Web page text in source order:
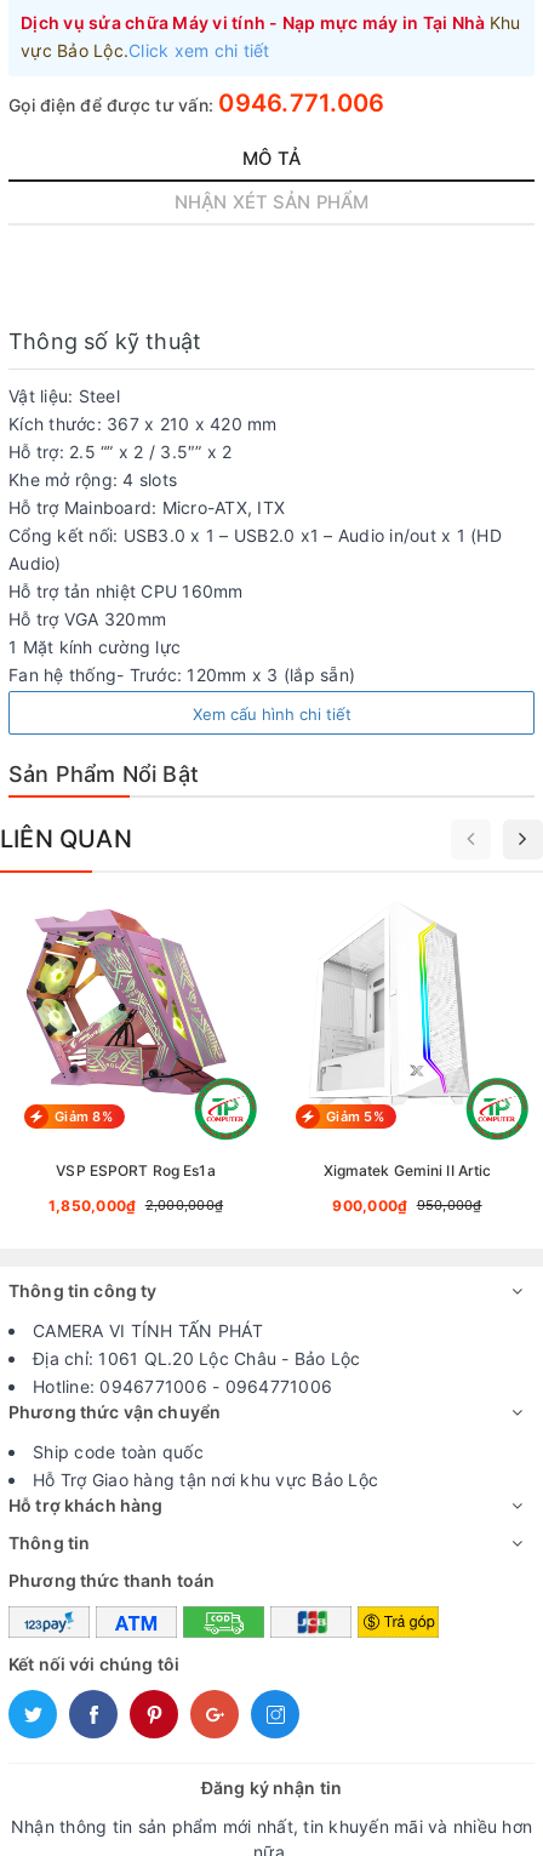
Dịch vụ sửa chữa Máy vi tính - Nạp mực máy in Tại Nhà Khu
vực Bảo Lộc.Click xem chi tiết
Gọi điện để được tư vấn: 0946.771.006
MÔ TẢ
NHẬN XÉT SẢN PHẨM
Thông số kỹ thuật
Vật liệu: Steel
Kích thước: 367 x 210 x 420 mm
Hỗ trợ: 2.5 “” x 2 / 3.5″” x 2
Khe mở rộng: 4 slots
Hỗ trợ Mainboard: Micro-ATX, ITX
Cổng kết nối: USB3.0 x 1 – USB2.0 x1 – Audio in/out x 1 (HD
Audio)
Hỗ trợ tản nhiệt CPU 160mm
Hỗ trợ VGA 320mm
1 Mặt kính cường lực
Fan hệ thống- Trước: 120mm x 3 (lắp sẵn)
Xem cấu hình chi tiết
Sản Phẩm Nổi Bật
LIÊN QUAN
Giảm 8%
VSP ESPORT Rog Es1a
1,850,000₫ 2,000,000₫
Giảm 5%
Xigmatek Gemini II Artic
900,000₫ 950,000₫
Thông tin công ty
CAMERA VI TÍNH TẤN PHÁT
Địa chỉ: 1061 QL.20 Lộc Châu - Bảo Lộc
Hotline: 0946771006 - 0964771006
Phương thức vận chuyển
Ship code toàn quốc
Hỗ Trợ Giao hàng tận nơi khu vực Bảo Lộc
Hỗ trợ khách hàng
Thông tin
Phương thức thanh toán
Kết nối với chúng tôi
Đăng ký nhận tin
Nhận thông tin sản phẩm mới nhất, tin khuyến mãi và nhiều hơn